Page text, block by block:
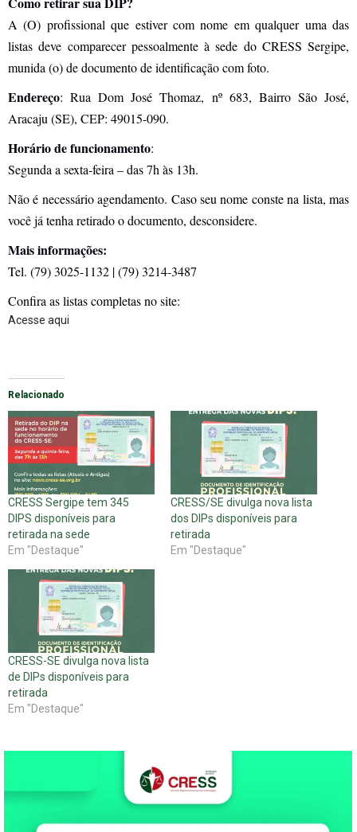
A (O) profissional que estiver com nome em qualquer uma das
listas deve comparecer pessoalmente à sede do CRESS Sergipe,
munida (o) de documento de identificação com foto.
Endereço: Rua Dom José Thomaz, nº 683, Bairro São José,
Aracaju (SE), CEP: 49015-090.
Horário de funcionamento:
Segunda a sexta-feira – das 7h às 13h.
Não é necessário agendamento. Caso seu nome conste na lista, mas
você já tenha retirado o documento, desconsidere.
Mais informações:
Tel. (79) 3025-1132 | (79) 3214-3487
Confira as listas completas no site:
Acesse aqui
Relacionado
CRESS Sergipe tem 345
DIPS disponíveis para
retirada na sede
Em "Destaque"
CRESS/SE divulga nova lista
dos DIPs disponíveis para
retirada
Em "Destaque"
CRESS-SE divulga nova lista
de DIPs disponíveis para
retirada
Em "Destaque"